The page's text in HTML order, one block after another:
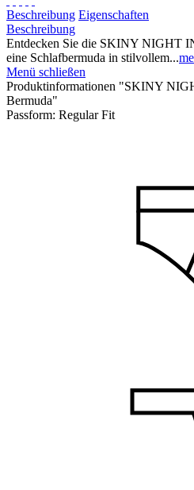
Beschreibung Eigenschaften
Beschreibung
Entdecken Sie die SKINY NIGHT
eine Schlafbermuda in stilvollem...
Menü schließen
Produktinformationen "SKINY
Bermuda"
Passform: Regular Fit